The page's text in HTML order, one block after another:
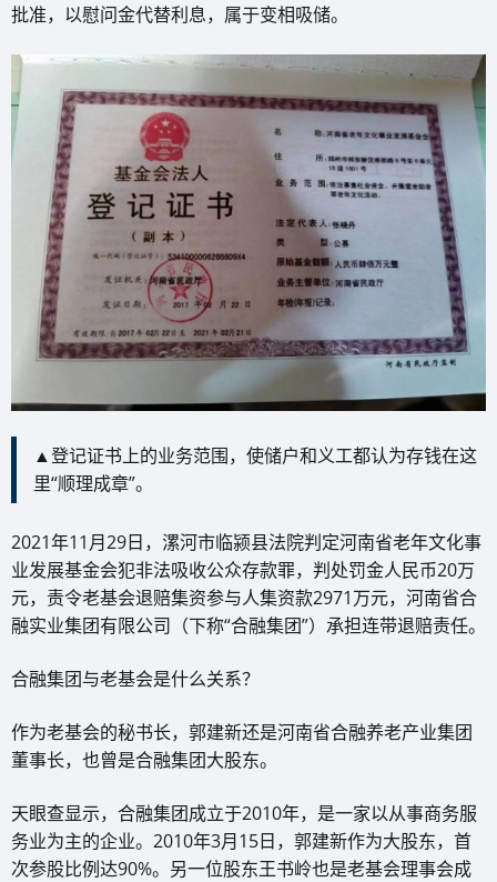
批准，以慰问金代替利息，属于变相吸储。
▲登记证书上的业务范围，使储户和义工都认为存钱在这
里“顺理成章”。
2021年11月29日，漯河市临颍县法院判定河南省老年文化事
业发展基金会犯非法吸收公众存款罪，判处罚金人民币20万
元，责令老基会退赔集资参与人集资款2971万元，河南省合
融实业集团有限公司（下称“合融集团”）承担连带退赔责任。
合融集团与老基会是什么关系？
作为老基会的秘书长，郭建新还是河南省合融养老产业集团
董事长，也曾是合融集团大股东。
天眼查显示，合融集团成立于2010年，是一家以从事商务服
务业为主的企业。2010年3月15日，郭建新作为大股东，首
次参股比例达90%。另一位股东王书岭也是老基会理事会成